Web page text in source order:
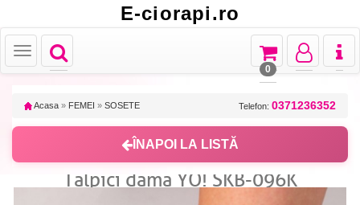
E-ciorapi.ro
Toggle
navigation
Toggle
Toggle
navigation
Toggle
navigation
Toggle
navigation
0
Acasa » FEMEI » SOSETE Telefon: 0371236352
ÎNAPOI LA LISTĂ
Talpici dama YO! SKB-096K